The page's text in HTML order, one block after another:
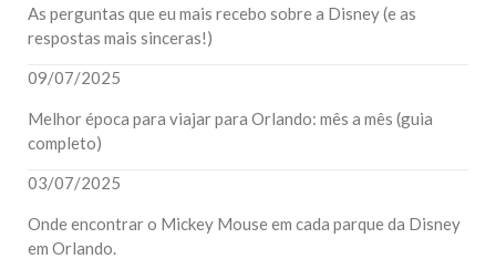
As perguntas que eu mais recebo sobre a Disney (e as
respostas mais sinceras!)
09/07/2025
Melhor época para viajar para Orlando: mês a mês (guia
completo)
03/07/2025
Onde encontrar o Mickey Mouse em cada parque da Disney
em Orlando.